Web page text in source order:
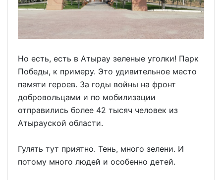
Но есть, есть в Атырау зеленые уголки! Парк
Победы, к примеру. Это удивительное место
памяти героев. За годы войны на фронт
добровольцами и по мобилизации
отправились более 42 тысяч человек из
Атырауской области.
Гулять тут приятно. Тень, много зелени. И
потому много людей и особенно детей.